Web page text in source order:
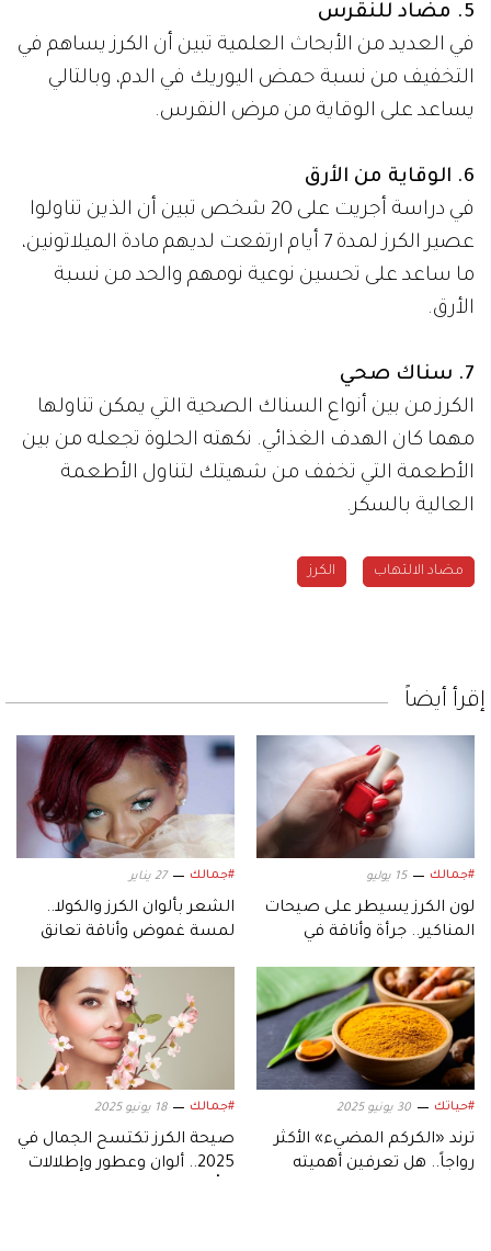
5. مضاد للنقرس
في العديد من الأبحاث العلمية تبين أن الكرز يساهم في
التخفيف من نسبة حمض اليوريك في الدم، وبالتالي
يساعد على الوقاية من مرض النقرس.
6. الوقاية من الأرق
في دراسة أجريت على 20 شخص تبين أن الذين تناولوا
عصير الكرز لمدة 7 أيام ارتفعت لديهم مادة الميلاتونين،
ما ساعد على تحسين نوعية نومهم والحد من نسبة
الأرق.
7. سناك صحي
الكرز من بين أنواع السناك الصحية التي يمكن تناولها
مهما كان الهدف الغذائي. نكهته الحلوة تجعله من بين
الأطعمة التي تخفف من شهيتك لتناول الأطعمة
العالية بالسكر.
مضاد الالتهاب الكرز
إقرأ أيضاً
#جمالك 15 يوليو
لون الكرز يسيطر على صيحات
المناكير.. جرأة وأناقة في
#جمالك 27 يناير
الشعر بألوان الكرز والكولا..
لمسة غموض وأناقة تعانق
#حياتك 30 يونيو 2025
ترند «الكركم المضيء» الأكثر
رواجاً.. هل تعرفين أهميته
#جمالك 18 يونيو 2025
صيحة الكرز تكتسح الجمال في
2025.. ألوان وعطور وإطلالات